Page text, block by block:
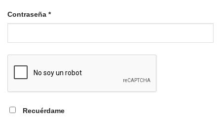
Contraseña *Obligatorio
Recuérdame